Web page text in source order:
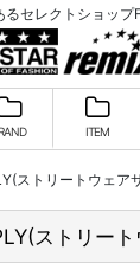
るセレクトショップ
ITEM
ストリートウェア
ストリー